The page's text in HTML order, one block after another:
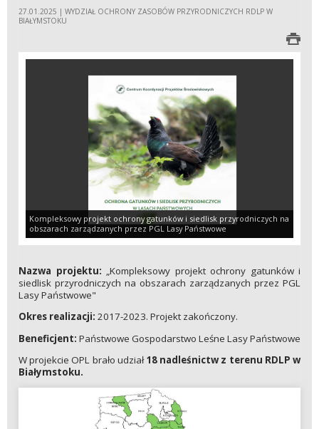
27.01.2025 | WYDZIAŁ OCHRONY ZASOBÓW PRZYRODNICZYCH RDLP W
BIAŁYMSTOKU
Kompleksowy projekt ochrony gatunków i siedlisk przyrodniczych na
obszarach zarządzanych przez PGL Lasy Państwowe
Nazwa projektu: „Kompleksowy projekt ochrony gatunków i
siedlisk przyrodniczych na obszarach zarządzanych przez PGL
Lasy Państwowe"
Okres realizacji: 2017-2023. Projekt zakończony.
Beneficjent: Państwowe Gospodarstwo Leśne Lasy Państwowe
W projekcie OPL brało udział18 nadleśnictw z terenu RDLP w
Białymstoku.